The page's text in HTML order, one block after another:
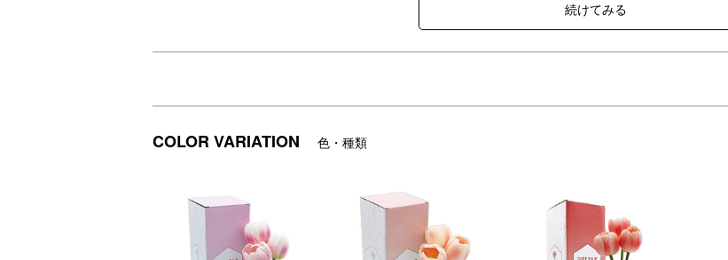
代表的なコレクションであるフラワーLEDは、繊細で美しいアートフラワーを実現するために、
花びらの色味やテクスチャーにこだわりながら、ひとつひとつ手作りで製作されています。
あたたかくオレンジ色に光る灯りに癒されたり、アートフラワーとしてお部屋に飾るのもおしゃれです。
COLOR VARIATION 色・種類